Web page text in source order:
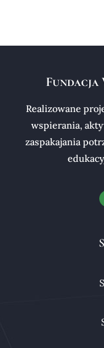
Fundacja
Realizowane
wspierania,
zaspakajania